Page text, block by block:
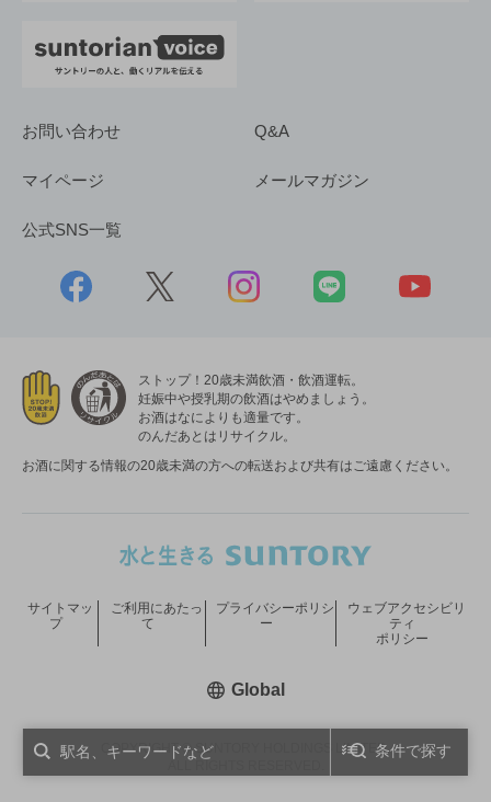
条件で探す
お問い合わせ Q&A
マイページ メールマガジン
公式SNS一覧
ストップ！20歳未満飲酒・飲酒運転。
妊娠中や授乳期の飲酒はやめましょう。
お酒はなによりも適量です。
のんだあとはリサイクル。
お酒に関する情報の20歳未満の方への転送および共有はご遠慮ください。
COPYRIGHT © SUNTORY HOLDINGS LIMITED.
サイトマッ
プ
ご利用にあたっ
て
プライバシーポリシ
ー
ウェブアクセシビリ
ティ
ポリシー
Global新しいウィンドウで開く